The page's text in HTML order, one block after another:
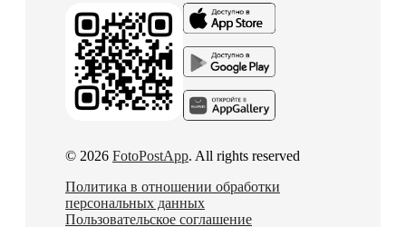
© 2026 FotoPostApp. All rights reserved
Политика в отношении обработки
персональных данных
Пользовательское соглашение